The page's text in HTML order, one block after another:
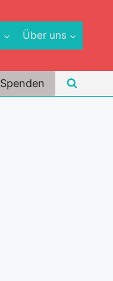
Über uns
Spenden